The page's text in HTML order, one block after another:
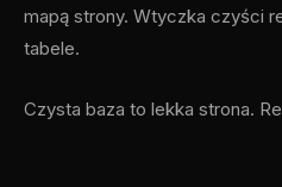
mapą strony. Wtyczka czyści
tabele.
Czysta baza to lekka strona.